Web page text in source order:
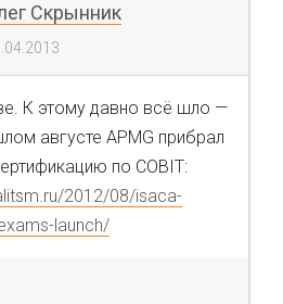
Скрынник
К этому давно всё шло —
августе APMG прибрал
по COBIT:
2012/08/isaca-
launch/